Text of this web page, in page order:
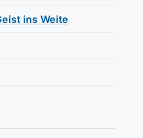
ins Weite